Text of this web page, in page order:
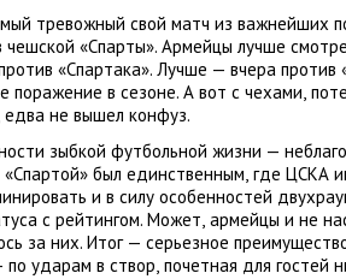
тревожный свой матч из важнейших
чешской «Спарты». Армейцы лучше
«Спартака». Лучше — вчера против
поражение в сезоне. А вот с чехами,
едва не вышел конфуз.
зыбкой футбольной жизни —
был единственным, где ЦСКА
и в силу особенностей
с рейтингом. Может, армейцы и не
за них. Итог — серьезное
ударам в створ, почетная для гостей